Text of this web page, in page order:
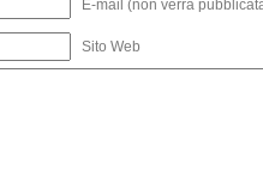
E-mail (non verrà
Sito Web